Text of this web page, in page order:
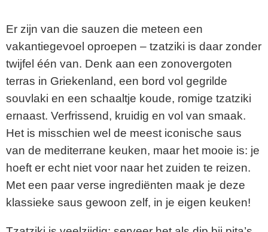
Er zijn van die sauzen die meteen een
vakantiegevoel oproepen – tzatziki is daar zonder
twijfel één van. Denk aan een zonovergoten
terras in Griekenland, een bord vol gegrilde
souvlaki en een schaaltje koude, romige tzatziki
ernaast. Verfrissend, kruidig en vol van smaak.
Het is misschien wel de meest iconische saus
van de mediterrane keuken, maar het mooie is: je
hoeft er echt niet voor naar het zuiden te reizen.
Met een paar verse ingrediënten maak je deze
klassieke saus gewoon zelf, in je eigen keuken!